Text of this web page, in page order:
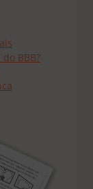
BBB?